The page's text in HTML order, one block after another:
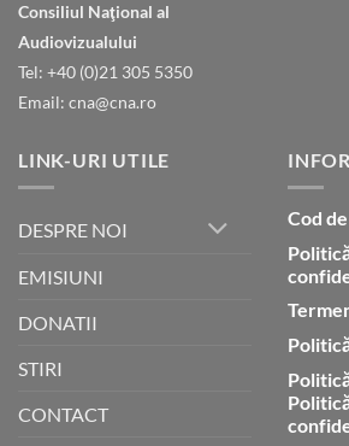
Consiliul Naţional al
Audiovizualului
Tel: +40 (0)21 305 5350
Email: cna@cna.ro
LINK-URI UTILE
DESPRE NOI
EMISIUNI
DONATII
STIRI
CONTACT
Cod